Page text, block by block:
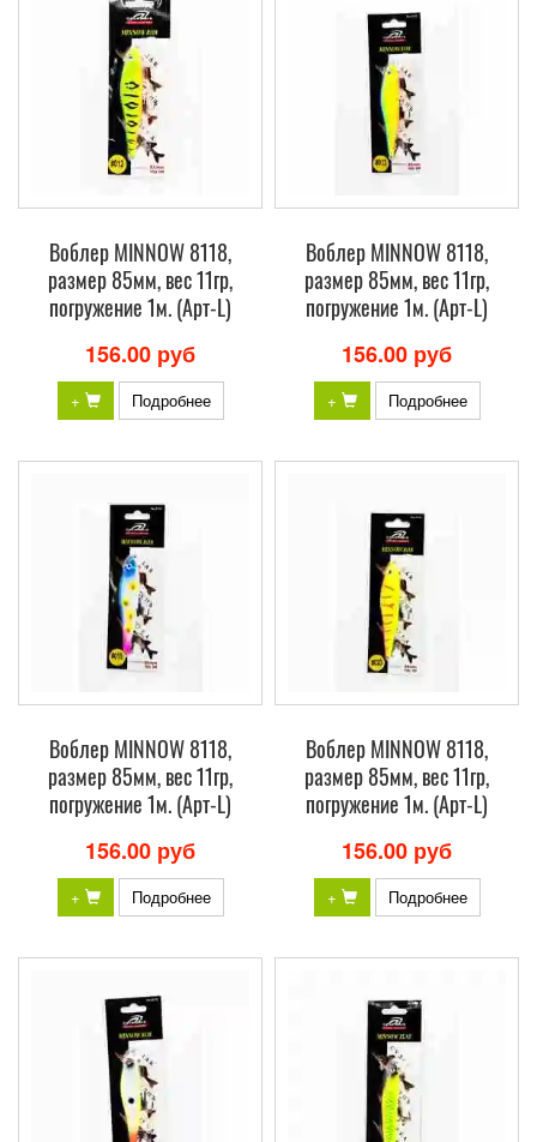
Воблер MINNOW 8118,
размер 85мм, вес 11гр,
погружение 1м. (Арт-L)
156.00 руб
+ Подробнее
Воблер MINNOW 8118,
размер 85мм, вес 11гр,
погружение 1м. (Арт-L)
156.00 руб
+ Подробнее
Воблер MINNOW 8118,
размер 85мм, вес 11гр,
погружение 1м. (Арт-L)
156.00 руб
+ Подробнее
Воблер MINNOW 8118,
размер 85мм, вес 11гр,
погружение 1м. (Арт-L)
156.00 руб
+ Подробнее